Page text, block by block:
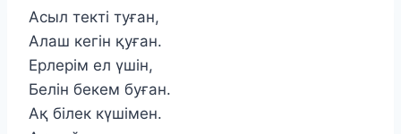
Асыл текті туған,
Алаш кегін қуған.
Ерлерім ел үшін,
Белін бекем буған.
Ақ білек күшімен.